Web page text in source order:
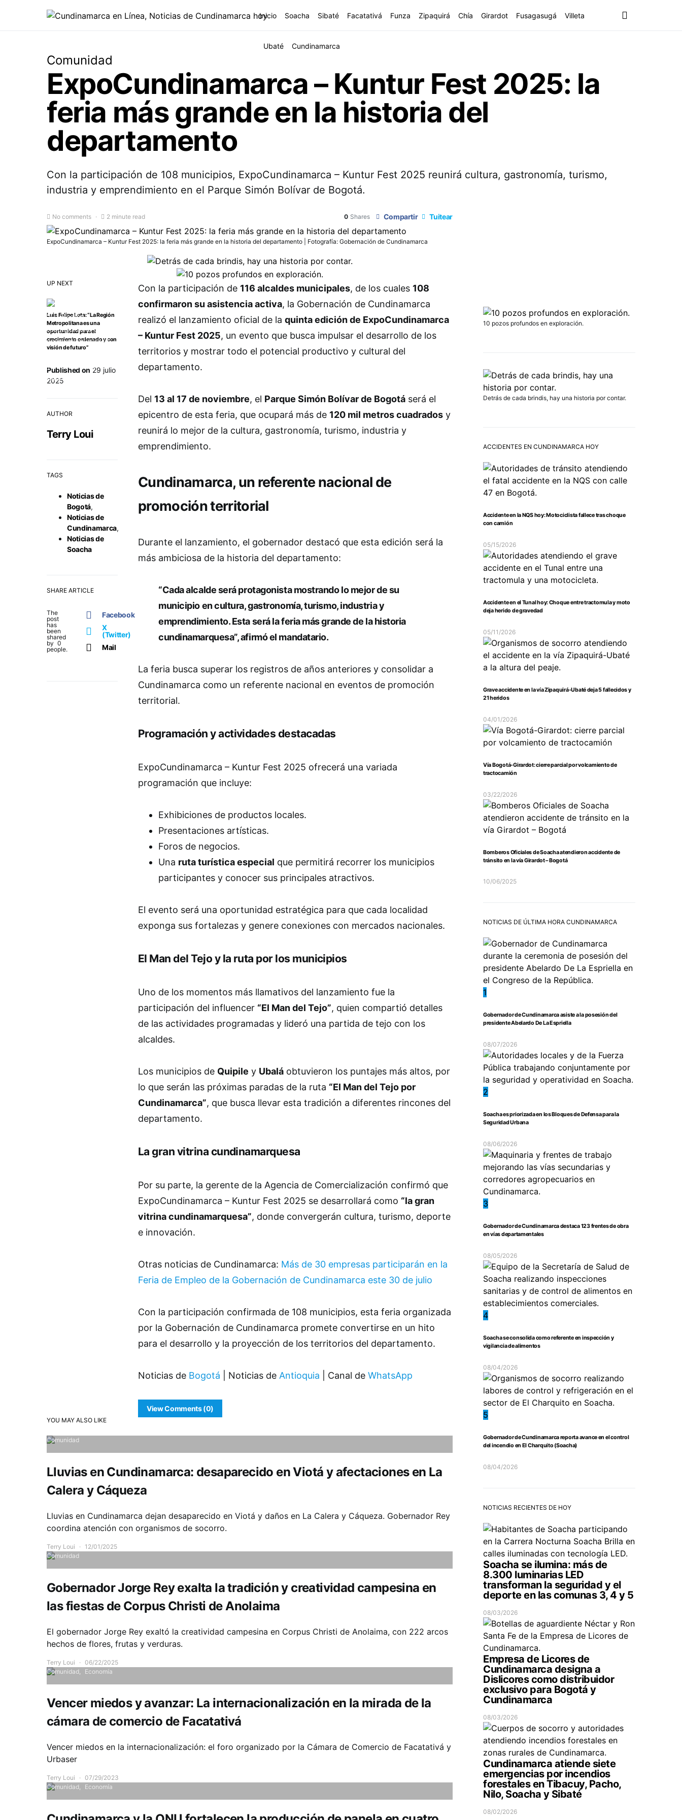
Inicio Soacha Sibaté Facatativá Funza Zipaquirá Chía Girardot Fusagasugá Villeta
Ubaté Cundinamarca
Comunidad
ExpoCundinamarca – Kuntur Fest 2025: la
feria más grande en la historia del
departamento
Con la participación de 108 municipios, ExpoCundinamarca – Kuntur Fest 2025 reunirá cultura, gastronomía, turismo,
industria y emprendimiento en el Parque Simón Bolívar de Bogotá.
No comments 2 minute read 0 Shares Compartir Tuitear
ExpoCundinamarca – Kuntur Fest 2025: la feria más grande en la historia del departamento | Fotografía: Gobernación de Cundinamarca
UP NEXT
Luis Felipe Lota: “La Región
Metropolitana es una
oportunidad para el
crecimiento ordenado y con
visión de futuro”
Published on 29 julio
2025
AUTHOR
Terry Loui
TAGS
Noticias de
Bogotá,
Noticias de
Cundinamarca,
Noticias de
Soacha
SHARE ARTICLE
The
post
has
been
shared
by 0
people.
Facebook
X
(Twitter)
Mail
Con la participación de 116 alcaldes municipales, de los cuales 108
confirmaron su asistencia activa, la Gobernación de Cundinamarca
realizó el lanzamiento oficial de la quinta edición de ExpoCundinamarca
– Kuntur Fest 2025, un evento que busca impulsar el desarrollo de los
territorios y mostrar todo el potencial productivo y cultural del
departamento.
Del 13 al 17 de noviembre, el Parque Simón Bolívar de Bogotá será el
epicentro de esta feria, que ocupará más de 120 mil metros cuadrados y
reunirá lo mejor de la cultura, gastronomía, turismo, industria y
emprendimiento.
Cundinamarca, un referente nacional de
promoción territorial
Durante el lanzamiento, el gobernador destacó que esta edición será la
más ambiciosa de la historia del departamento:
“Cada alcalde será protagonista mostrando lo mejor de su
municipio en cultura, gastronomía, turismo, industria y
emprendimiento.Esta será la feria más grande de la historia
cundinamarquesa”, afirmó el mandatario.
La feria busca superar los registros de años anteriores y consolidar a
Cundinamarca como un referente nacional en eventos de promoción
territorial.
Programación y actividades destacadas
ExpoCundinamarca – Kuntur Fest 2025 ofrecerá una variada
programación que incluye:
Exhibiciones de productos locales.
Presentaciones artísticas.
Foros de negocios.
Una ruta turística especial que permitirá recorrer los municipios
participantes y conocer sus principales atractivos.
El evento será una oportunidad estratégica para que cada localidad
exponga sus fortalezas y genere conexiones con mercados nacionales.
El Man del Tejo y la ruta por los municipios
Uno de los momentos más llamativos del lanzamiento fue la
participación del influencer “El Man del Tejo”, quien compartió detalles
de las actividades programadas y lideró una partida de tejo con los
alcaldes.
Los municipios de Quipile y Ubalá obtuvieron los puntajes más altos, por
lo que serán las próximas paradas de la ruta “El Man del Tejo por
Cundinamarca”, que busca llevar esta tradición a diferentes rincones del
departamento.
La gran vitrina cundinamarquesa
Por su parte, la gerente de la Agencia de Comercialización confirmó que
ExpoCundinamarca – Kuntur Fest 2025 se desarrollará como “la gran
vitrina cundinamarquesa”, donde convergerán cultura, turismo, deporte
e innovación.
Otras noticias de Cundinamarca: Más de 30 empresas participarán en la
Feria de Empleo de la Gobernación de Cundinamarca este 30 de julio
Con la participación confirmada de 108 municipios, esta feria organizada
por la Gobernación de Cundinamarca promete convertirse en un hito
para el desarrollo y la proyección de los territorios del departamento.
Noticias de Bogotá | Noticias de Antioquia | Canal de WhatsApp
View Comments (0)
YOU MAY ALSO LIKE
Comunidad
Lluvias en Cundinamarca: desaparecido en Viotá y afectaciones en La
Calera y Cáqueza
Lluvias en Cundinamarca dejan desaparecido en Viotá y daños en La Calera y Cáqueza. Gobernador Rey
coordina atención con organismos de socorro.
Terry Loui
12/01/2025
Comunidad
Gobernador Jorge Rey exalta la tradición y creatividad campesina en
las fiestas de Corpus Christi de Anolaima
El gobernador Jorge Rey exaltó la creatividad campesina en Corpus Christi de Anolaima, con 222 arcos
hechos de flores, frutas y verduras.
Terry Loui
06/22/2025
Comunidad
Economía
Vencer miedos y avanzar: La internacionalización en la mirada de la
cámara de comercio de Facatativá
Vencer miedos en la internacionalización: el foro organizado por la Cámara de Comercio de Facatativá y
Urbaser
Terry Loui
07/29/2023
Comunidad
Economía
10 pozos profundos en exploración.
Detrás de cada brindis, hay una historia por contar.
ACCIDENTES EN CUNDINAMARCA HOY
Accidente en la NQS hoy: Motociclista fallece tras choque
con camión
05/15/2026
Accidente en el Tunal hoy: Choque entre tractomula y moto
deja herido de gravedad
05/11/2026
Grave accidente en la vía Zipaquirá-Ubaté deja 5 fallecidos y
21 heridos
04/01/2026
Vía Bogotá-Girardot: cierre parcial por volcamiento de
tractocamión
03/22/2026
Bomberos Oficiales de Soacha atendieron accidente de
tránsito en la vía Girardot – Bogotá
10/06/2025
NOTICIAS DE ÚLTIMA HORA CUNDINAMARCA
1
Gobernador de Cundinamarca asiste a la posesión del
presidente Abelardo De La Espriella
08/07/2026
2
Soacha es priorizada en los Bloques de Defensa para la
Seguridad Urbana
08/06/2026
3
Gobernador de Cundinamarca destaca 123 frentes de obra
en vías departamentales
08/05/2026
4
Soacha se consolida como referente en inspección y
vigilancia de alimentos
08/04/2026
5
Gobernador de Cundinamarca reporta avance en el control
del incendio en El Charquito (Soacha)
08/04/2026
NOTICIAS RECIENTES DE HOY
Soacha se ilumina: más de
8.300 luminarias LED
transforman la seguridad y el
deporte en las comunas 3, 4 y 5
08/03/2026
Empresa de Licores de
Cundinamarca designa a
Dislicores como distribuidor
exclusivo para Bogotá y
Cundinamarca
08/03/2026
Cundinamarca atiende siete
emergencias por incendios
forestales en Tibacuy, Pacho,
Nilo, Soacha y Sibaté
08/02/2026